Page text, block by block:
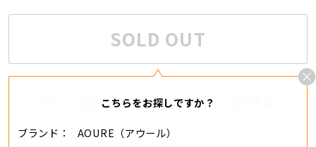
SOLD OUT
こちらをお探しですか？
ブランド
AOURE（アウール）
追加する